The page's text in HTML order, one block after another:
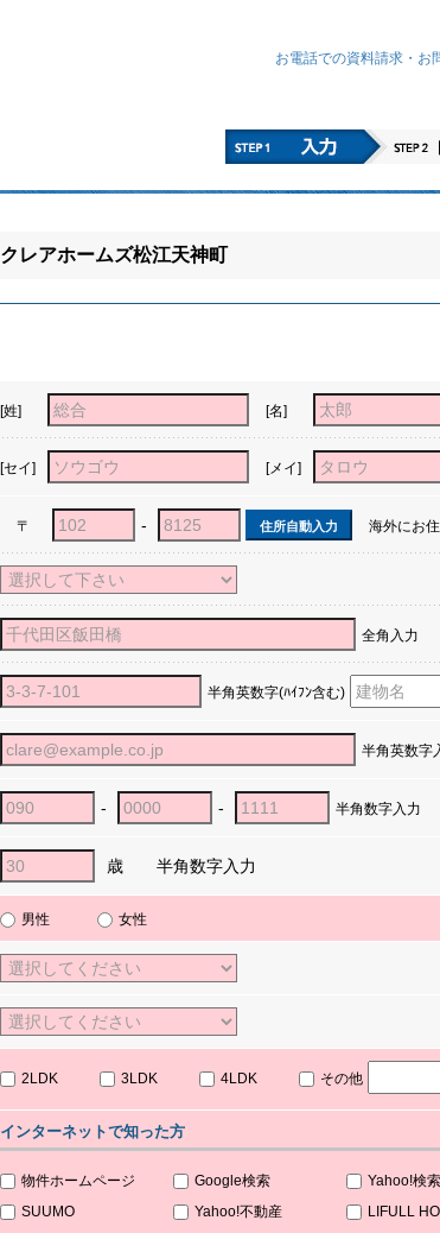
お電話での資料請求・ お
クレアホームズ松江天神町
[姓] [名]
[セイ] [メイ]
〒 - 住所自動入力 海外にお
全角入力
半角英数字(ﾊｲﾌﾝ含む)
半角英数字
- - 半角数字入力
歳 半角数字入力
男性 女性
2LDK 3LDK 4LDK その他
インターネットで知った方
物件ホームページ Google検索 Yahoo!検索
SUUMO
Yahoo!不動産 LIFULL